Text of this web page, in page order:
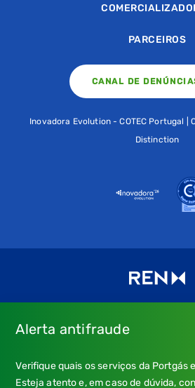
PARCEIROS
CANAL DE
Inovadora Evolution - COTEC Portugal |
Distinction
a nossaPolítica de
Alerta antifraude
Verifique quais os serviços da Portgás
Esteja atento e, em caso de dúvida,